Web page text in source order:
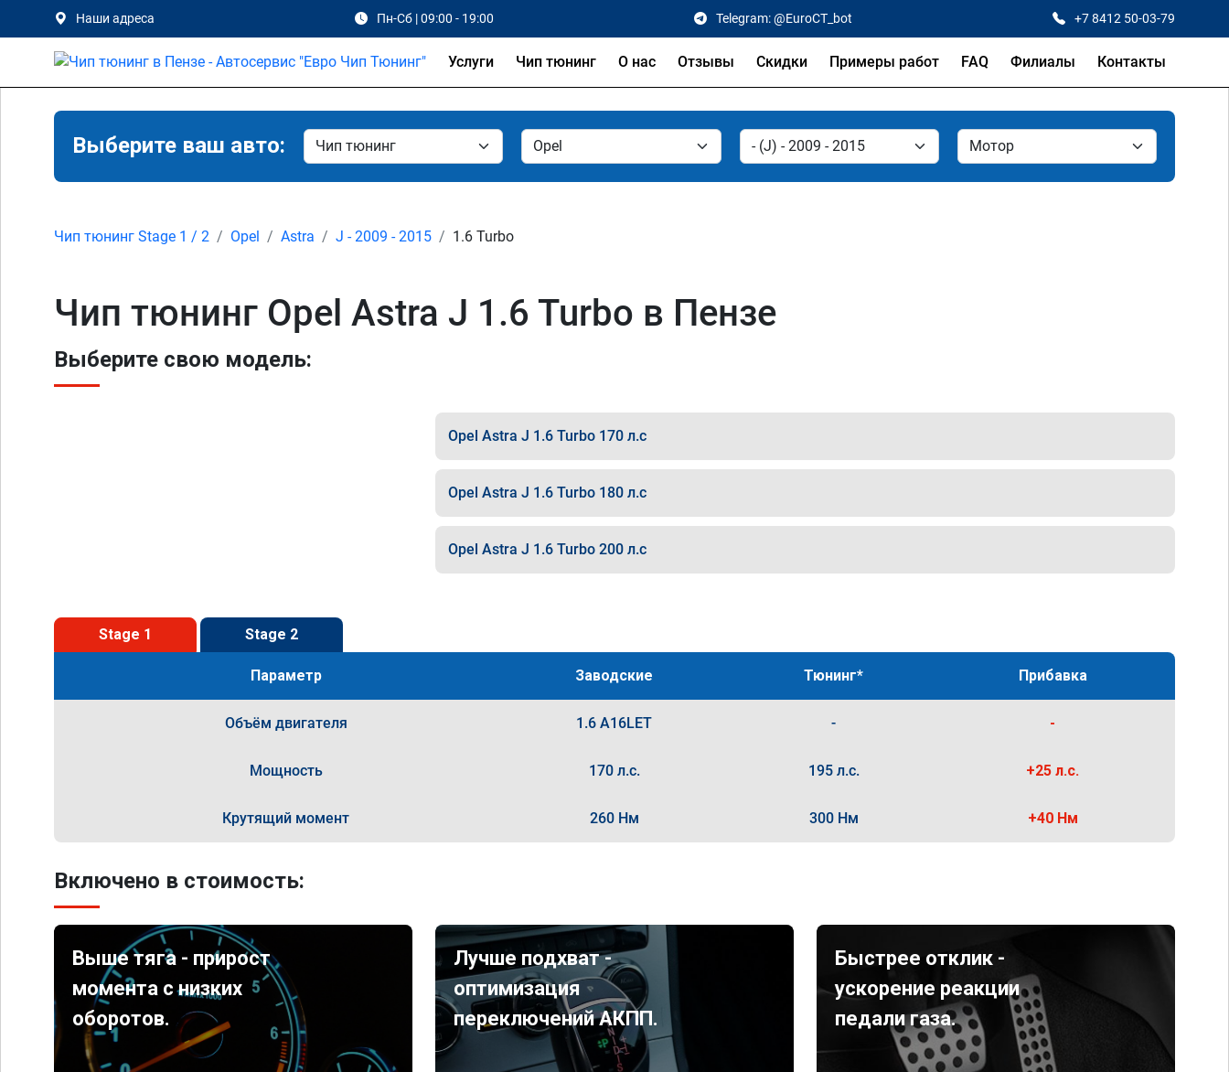
Наши адреса Пн-Сб | 09:00 - 19:00 Telegram: @EuroCT_bot +7 8412 50-03-79
Услуги Чип тюнинг О нас Отзывы Скидки Примеры работ FAQ Филиалы Контакты
Выберите ваш авто:
Чип тюнинг Stage 1 / 2 Opel Astra J - 2009 - 2015 1.6 Turbo
Чип тюнинг Opel Astra J 1.6 Turbo в Пензе
Выберите свою модель:
Opel Astra J 1.6 Turbo 170 л.с
Opel Astra J 1.6 Turbo 180 л.с
Opel Astra J 1.6 Turbo 200 л.с
Stage 1 Stage 2
Параметр Заводские Тюнинг* Прибавка
Объём двигателя 1.6 A16LET - -
Мощность 170 л.с. 195 л.с. +25 л.с.
Крутящий момент 260 Нм 300 Нм +40 Нм
Включено в стоимость:
Выше тяга - прирост
момента с низких
оборотов.
Лучше подхват -
оптимизация
переключений АКПП.
Быстрее отклик -
ускорение реакции
педали газа.